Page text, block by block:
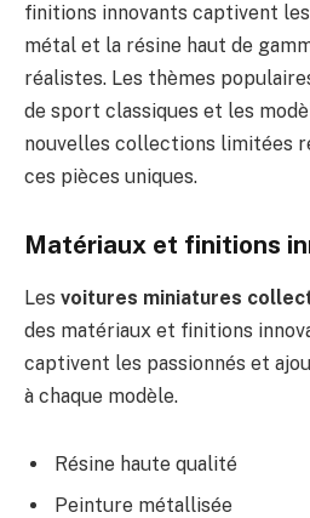
finitions innovants captivent
métal et la résine haut de
réalistes. Les thèmes
de sport classiques et les
nouvelles collections limitées
ces pièces uniques.
Matériaux et finitions
Les voitures miniatures
des matériaux et finitions
captivent les passionnés et
à chaque modèle.
Résine haute qualité
Peinture métallisée